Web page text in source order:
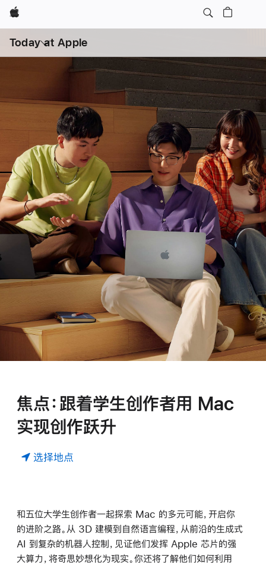
Apple
Today at Apple
单
焦点：⁠跟着⁠学生⁠创作者⁠用 Mac
实现⁠创作⁠跃升
选择地点
和⁠五位⁠大学生⁠创作者⁠一起⁠探索 Mac 的⁠多元⁠可能，⁠开启⁠你
的⁠进阶⁠之路。⁠从 3D 建模⁠到⁠自然语言⁠编程，⁠从⁠前沿⁠的⁠生成⁠式
AI 到⁠复杂⁠的⁠机器人⁠控制，⁠见证⁠他们⁠发挥 Apple 芯片⁠的⁠强
大⁠算力，⁠将⁠奇思妙想⁠化为⁠现实。⁠你⁠还⁠将⁠了解⁠他们⁠如何⁠利用